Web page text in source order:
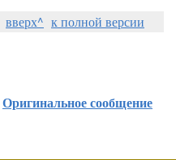
вверх^ к полной версии
Оригинальное сообщение